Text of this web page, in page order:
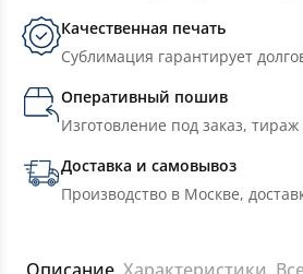
Качественная печать
Сублимация гарантирует
Оперативный пошив
Изготовление под заказ, тираж
Доставка и самовывоз
Производство в Москве,